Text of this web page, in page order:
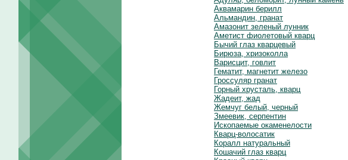
Аквамарин берилл
Альмандин, гранат
Амазонит зеленый лунник
Аметист фиолетовый кварц
Бычий глаз кварцевый
Бирюза, хризоколла
Варисцит, говлит
Гематит, магнетит железо
Гроссуляр гранат
Горный хрусталь, кварц
Жадеит, жад
Жемчуг белый, черный
Змеевик, серпентин
Ископаемые окаменелости
Кварц-волосатик
Коралл натуральный
Кошачий глаз кварц